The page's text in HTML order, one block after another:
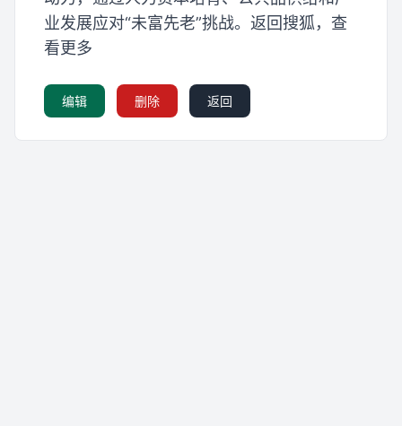
业发展应对“未富先老”挑战。返回搜狐，查
看更多
编辑 删除 返回